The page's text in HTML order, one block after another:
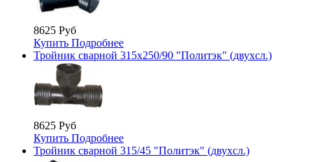
8625 Руб
Купить Подробнее
Тройник сварной 315х250/90 "Политэк" (двухсл.)
8625 Руб
Купить Подробнее
Тройник сварной 315/45 "Политэк" (двухсл.)